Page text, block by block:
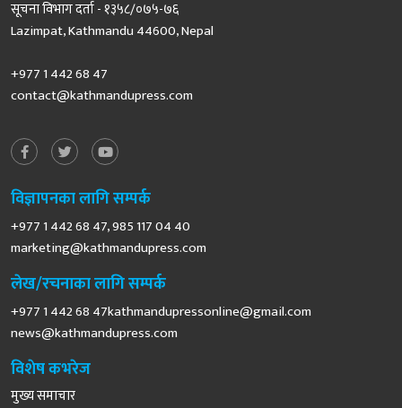
सूचना विभाग दर्ता - १३५८/०७५-७६
Lazimpat, Kathmandu 44600, Nepal
+977 1 442 68 47
contact@kathmandupress.com
विज्ञापनका लागि सम्पर्क
+977 1 442 68 47, 985 117 04 40
marketing@kathmandupress.com
लेख/रचनाका लागि सम्पर्क
+977 1 442 68 47kathmandupressonline@gmail.com
news@kathmandupress.com
विशेष कभरेज
मुख्य समाचार